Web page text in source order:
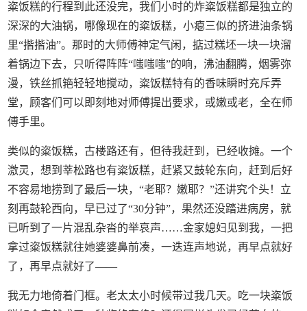
粢饭糕的行程到此还没完，我们小时的炸粢饭糕都是独立的
深深的大油锅，哪像现在的粢饭糕，小瘪三似的挤进油条锅
里“揩揩油”。那时的大师傅神定气闲，掂过糕坯一块一块溜
着锅边下去，只听得阵阵“嗤嗤嗤”的响，沸油翻腾，烟雾弥
漫，铁丝抓筢轻轻地搅动，粢饭糕特有的香味瞬时充斥弄
堂，顾客们可以即刻地对师傅提出要求，或嫩或老，全在师
傅手里。
类似的粢饭糕，古楼路还有，但待我赶到，已经收摊。一个
激灵，想到莘松路也有粢饭糕，赶紧又鼓轮东向，赶到后好
不容易地捞到了最后一块，“老耶？嫩耶？”还讲究个头！立
刻再鼓轮西向，早已过了“30分钟”，果然还没踏进病房，就
已听到了一片混乱杂沓的举哀声……金家媳妇见到我，一把
拿过粢饭糕就往她婆婆鼻前凑，一迭连声地说，再早点就好
了，再早点就好了——
我无力地倚着门框。老太太小时候带过我几天。吃一块粢饭